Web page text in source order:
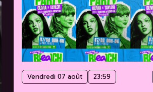
Vendredi 07 août 23:59